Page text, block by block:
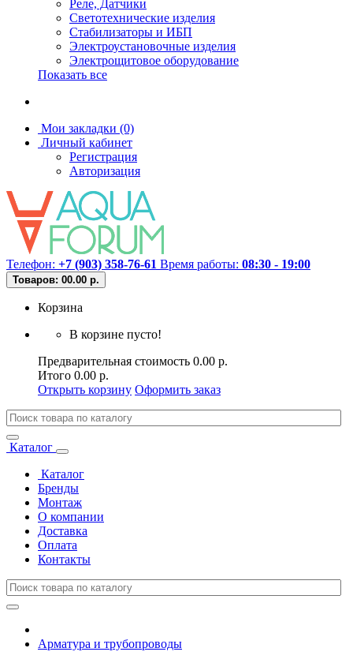
Реле, Датчики
Светотехнические изделия
Стабилизаторы и ИБП
Электроустановочные изделия
Электрощитовое оборудование
Показать все
Мои закладки (0)
Личный кабинет
Регистрация
Авторизация
Телефон: +7 (903) 358-76-61 Время работы: 08:30 - 19:00
Товаров: 00.00 р.
Корзина
В корзине пусто!
Предварительная стоимость 0.00 р.
Итого 0.00 р.
Открыть корзину Оформить заказ
Каталог
Каталог
Бренды
Монтаж
О компании
Доставка
Оплата
Контакты
Арматура и трубопроводы